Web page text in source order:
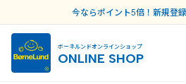
今ならポイント5倍！新規登
ボーネルンドオンラインショップ
ONLINE SHOP